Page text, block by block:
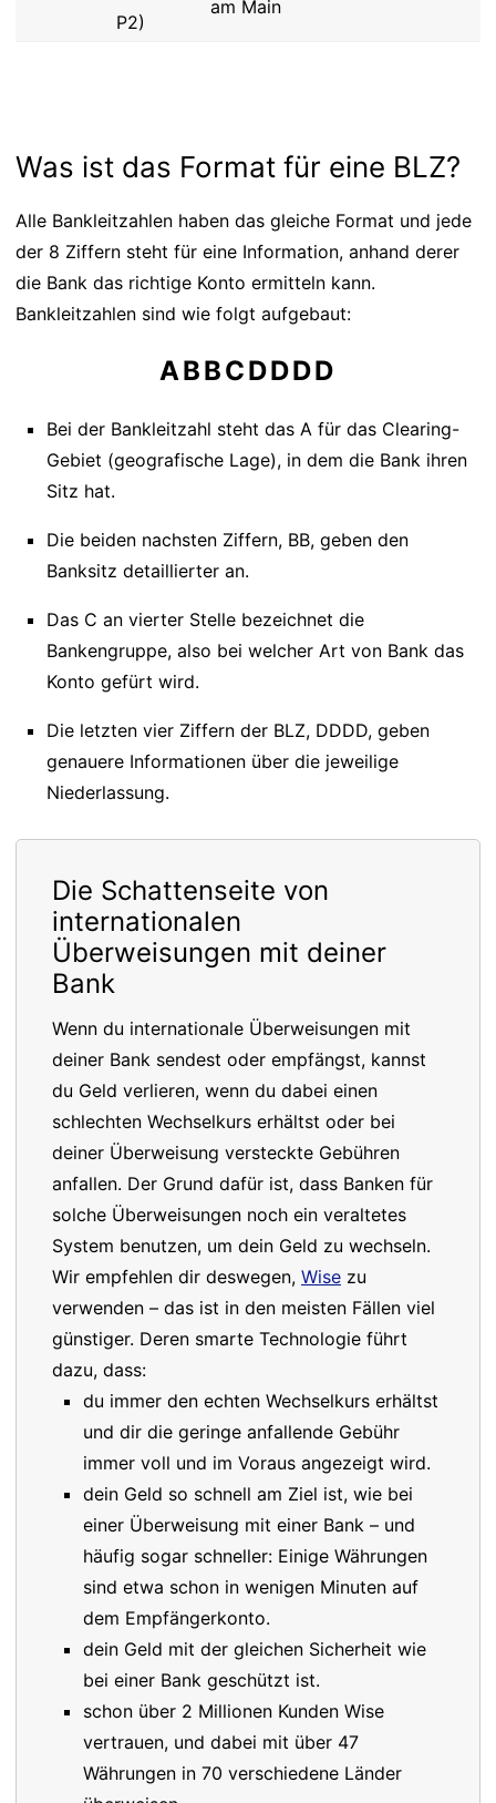
P2)
am Main
Was ist das Format für eine BLZ?
Alle Bankleitzahlen haben das gleiche Format und jede
der 8 Ziffern steht für eine Information, anhand derer
die Bank das richtige Konto ermitteln kann.
Bankleitzahlen sind wie folgt aufgebaut:
ABBCDDDD
Bei der Bankleitzahl steht das A für das Clearing-
Gebiet (geografische Lage), in dem die Bank ihren
Sitz hat.
Die beiden nachsten Ziffern, BB, geben den
Banksitz detaillierter an.
Das C an vierter Stelle bezeichnet die
Bankengruppe, also bei welcher Art von Bank das
Konto gefürt wird.
Die letzten vier Ziffern der BLZ, DDDD, geben
genauere Informationen über die jeweilige
Niederlassung.
Die Schattenseite von
internationalen
Überweisungen mit deiner
Bank
Wenn du internationale Überweisungen mit
deiner Bank sendest oder empfängst, kannst
du Geld verlieren, wenn du dabei einen
schlechten Wechselkurs erhältst oder bei
deiner Überweisung versteckte Gebühren
anfallen. Der Grund dafür ist, dass Banken für
solche Überweisungen noch ein veraltetes
System benutzen, um dein Geld zu wechseln.
Wir empfehlen dir deswegen, Wise zu
verwenden – das ist in den meisten Fällen viel
günstiger. Deren smarte Technologie führt
dazu, dass:
du immer den echten Wechselkurs erhältst
und dir die geringe anfallende Gebühr
immer voll und im Voraus angezeigt wird.
dein Geld so schnell am Ziel ist, wie bei
einer Überweisung mit einer Bank – und
häufig sogar schneller: Einige Währungen
sind etwa schon in wenigen Minuten auf
dem Empfängerkonto.
dein Geld mit der gleichen Sicherheit wie
bei einer Bank geschützt ist.
schon über 2 Millionen Kunden Wise
vertrauen, und dabei mit über 47
Währungen in 70 verschiedene Länder